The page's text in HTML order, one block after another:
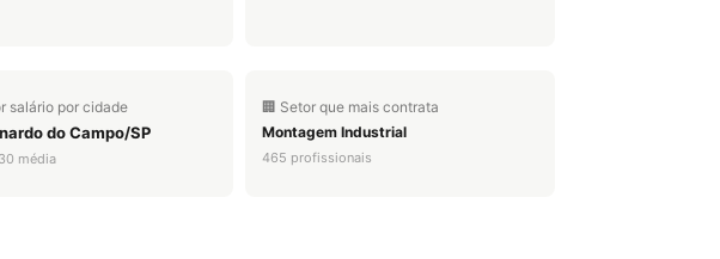
salário por cidade
do Campo/SP
média
🏢 Setor que mais contrata
Montagem Industrial
465 profissionais